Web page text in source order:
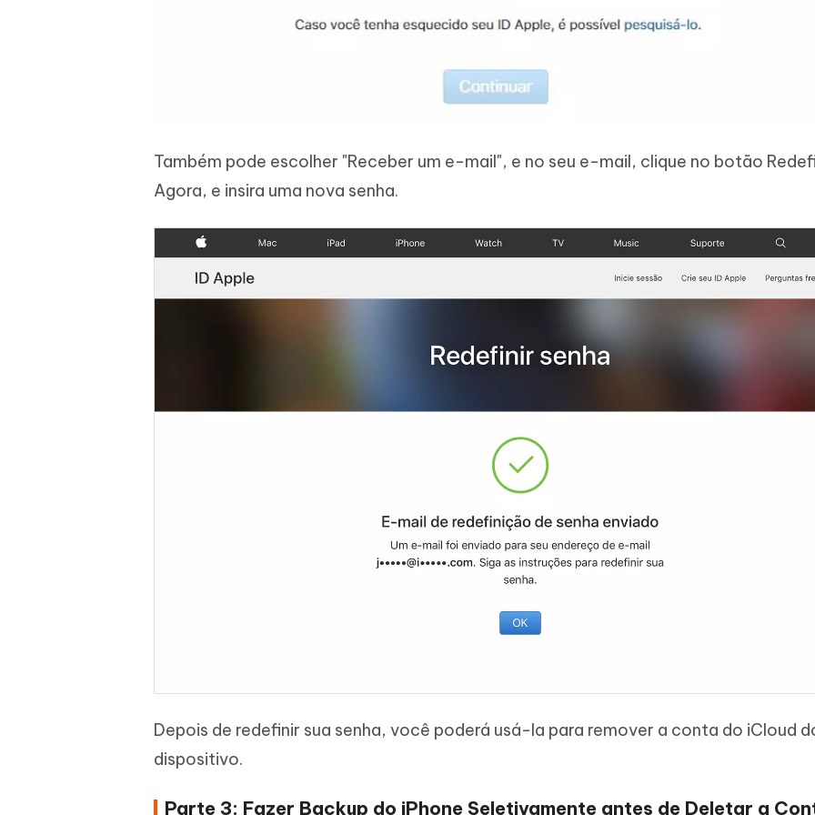
Também pode escolher "Receber um e-mail", e no seu e-mail, clique no botão
Agora, e insira uma nova senha.
Depois de redefinir sua senha, você poderá usá-la para remover a conta do iCloud
dispositivo.
Parte 3: Fazer Backup do iPhone Seletivamente antes de Deletar a